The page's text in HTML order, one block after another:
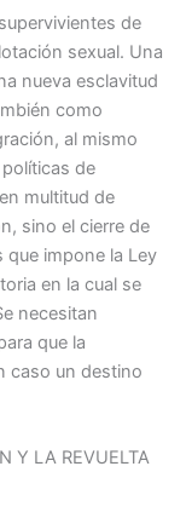
de
sexual. Una
nueva esclavitud
como
al mismo
de
multitud de
sino el cierre de
que impone la Ley
en la cual se
necesitan
que la
caso un destino
Y LA REVUELTA